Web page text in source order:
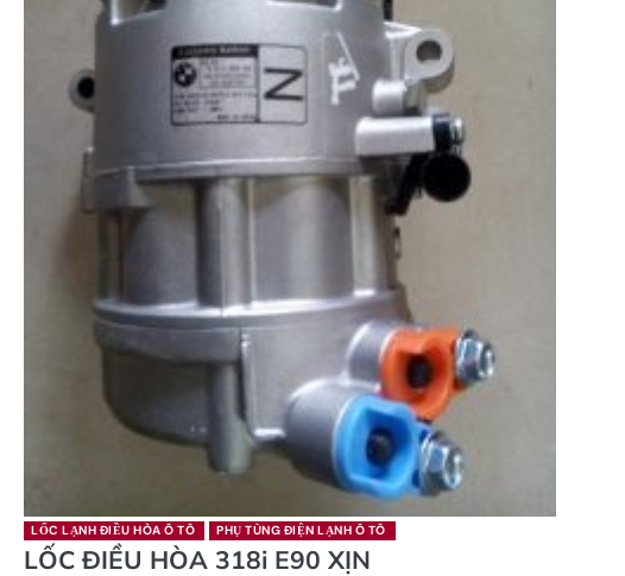
LỐC LẠNH ĐIỀU HÒA Ô TÔ PHỤ TÙNG ĐIỆN LẠNH Ô TÔ
LỐC ĐIỀU HÒA 318i E90 XỊN